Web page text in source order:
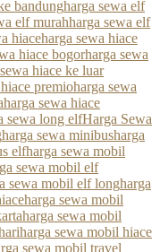
bandungharga sewa elf
elf murahharga sewa elf
hiaceharga sewa hiace
hiace bogorharga sewa
hiace ke luar
premioharga sewa
harga sewa hiace
sewa long elfHarga Sewa
harga sewa minibusharga
elfharga sewa mobil
sewa mobil elf
sewa mobil elf longharga
harga sewa mobil
harga sewa mobil
harga sewa mobil hiace
sewa mobil travel